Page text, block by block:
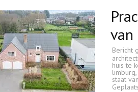
van
Bericht
huis te
limburg
staat